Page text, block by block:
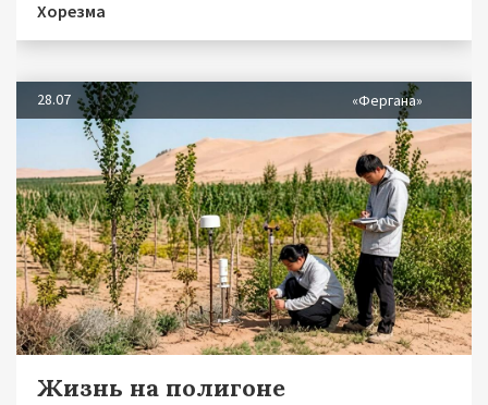
Хорезма
28.07 «Фергана»
Жизнь на полигоне